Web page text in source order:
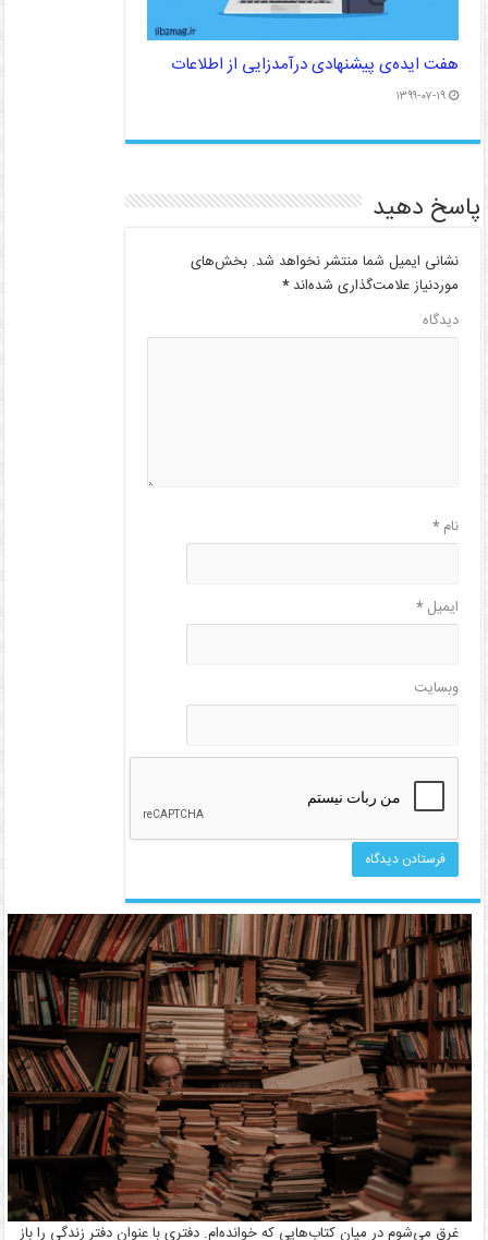
هفت ایده‌ی پیشنهادی درآمدزایی از اطلاعات
۱۳۹۹-۰۷-۱۹
پاسخ دهید
نشانی ایمیل شما منتشر نخواهد شد. بخش‌های
موردنیاز علامت‌گذاری شده‌اند*
دیدگاه
نام*
ایمیل*
وبسایت
غرق می‌شوم در میان کتاب‌هایی که خوانده‌ام. دفتری با عنوان دفتر زندگی را باز